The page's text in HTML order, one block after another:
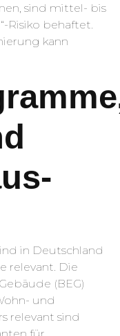
sind mittel- bis
Risiko behaftet.
kann
in Deutschland
relevant. Die
(BEG)
und
relevant sind